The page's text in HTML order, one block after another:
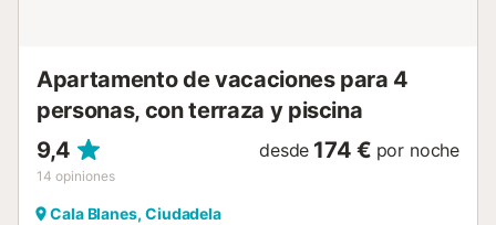
Apartamento de vacaciones para 4
personas, con terraza y piscina
9,4
14 opiniones
desde 174 € por noche
Cala Blanes, Ciudadela